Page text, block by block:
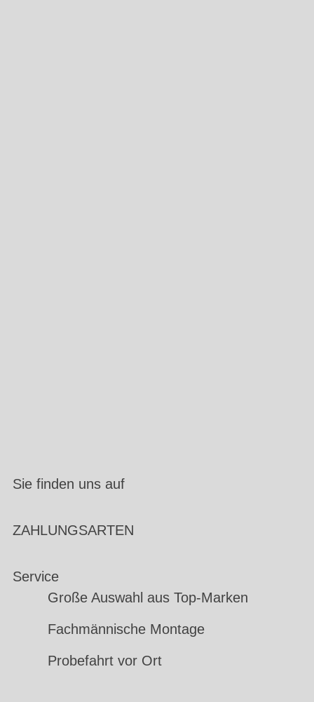
Sie finden uns auf
ZAHLUNGSARTEN
Service
Große Auswahl aus Top-Marken
Fachmännische Montage
Probefahrt vor Ort